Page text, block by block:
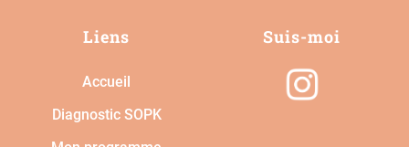
Liens
Accueil
Diagnostic SOPK
Suis-moi